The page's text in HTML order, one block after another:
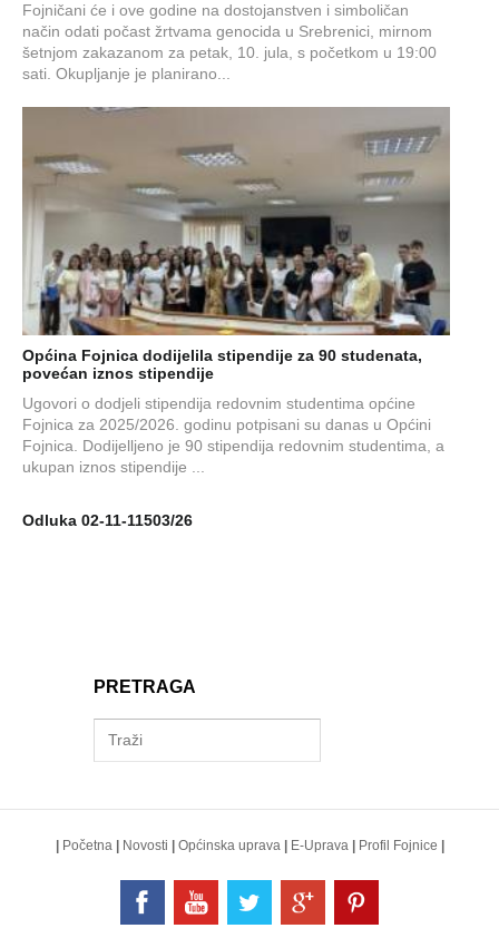
Fojničani će i ove godine na dostojanstven i simboličan
način odati počast žrtvama genocida u Srebrenici, mirnom
šetnjom zakazanom za petak, 10. jula, s početkom u 19:00
sati. Okupljanje je planirano...
Općina Fojnica dodijelila stipendije za 90 studenata,
povećan iznos stipendije
Ugovori o dodjeli stipendija redovnim studentima općine
Fojnica za 2025/2026. godinu potpisani su danas u Općini
Fojnica. Dodijelljeno je 90 stipendija redovnim studentima, a
ukupan iznos stipendije ...
Odluka 02-11-11503/26
PRETRAGA
| Početna | Novosti | Općinska uprava | E-Uprava | Profil Fojnice |